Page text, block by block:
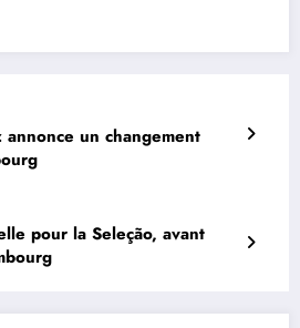
un changement
pour la Seleção, avant